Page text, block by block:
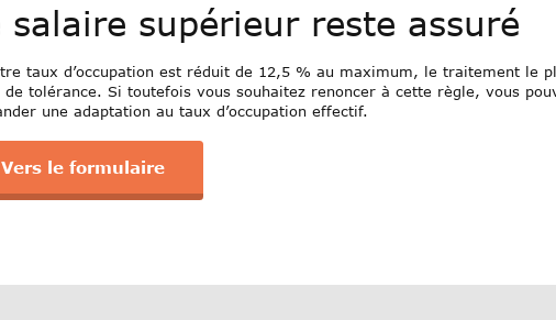
salaire supérieur reste assuré
taux d’occupation est réduit de 12,5 % au maximum, le traitement le
de tolérance. Si toutefois vous souhaitez renoncer à cette règle, vous
une adaptation au taux d’occupation effectif.
Vers le formulaire